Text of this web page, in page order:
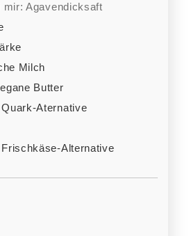
mir: Agavendicksaft
Milch
Butter
Aternative
Alternative